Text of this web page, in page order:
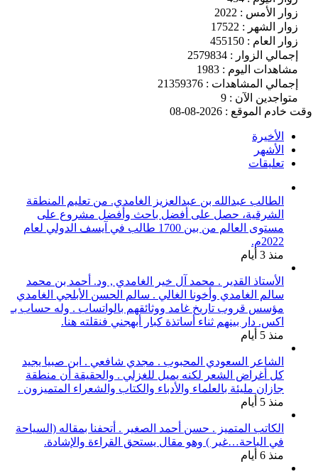
زوار الأمس : 2022
زوار الشهر : 17522
زوار العام : 455150
إجمالي الزوار : 2579834
مشاهدات اليوم : 1983
إجمالي المشاهدات : 21359376
متواجدين الآن : 9
وقت خادم الموقع : 2026-08-08
الأخيرة
الأشهر
تعليقات
الطالب عبدالله بن عبدالعزيز الغامدي. من تعليم المنطقة
الشرقية، حصل على أفضل باحث وأفضل مشروع على
مستوى العالم من بين 1700 طالب في آيسف الدولي لعام
2022م.
منذ 3 أيام
الأستاذ القدير . محمد آل خير الغامدي , ود. أحمد بن محمد
سالم الغامدي وأخونا الغالي . سالم الحسن الأبلجي الغامدي
مؤسس قروب تاريخ غامد ووثائقهم بالواتساب . وله حساب بـ
اكس. دار بينهم ثناء أساتذة كبار أبهجني فنقلته هنا.
منذ 5 أيام
الشاعر السعودي المحبوب . مجدي شافعي . ابن صبيا يجيد
كل أغراض الشعر لكنه يميل للغزلي . والحقيقة أن منطقة
جازان مليئة بالعلماء والأدباء والكتاب والشعراء المتميزون .
منذ 5 أيام
الكاتب المتميز . حسن أحمد الصغير . أتحفنا بمقاله (السياحة
في الباحة…غير ) وهو مقال يستحق القراءة والإشادة.
منذ 6 أيام